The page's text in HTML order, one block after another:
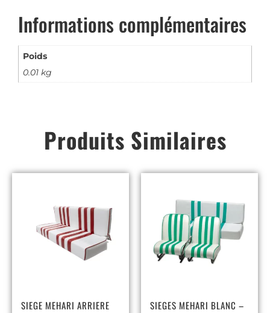
Informations complémentaires
Poids
0.01 kg
Produits Similaires
SIEGE MEHARI ARRIERE
SIEGES MEHARI BLANC –